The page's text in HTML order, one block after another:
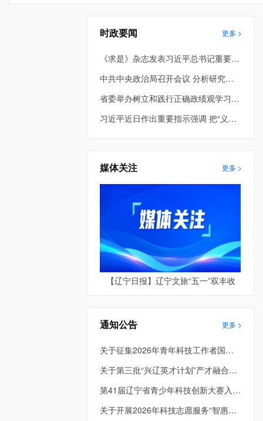
时政要闻 更多 >
《求是》杂志发表习近平总书记重要文章《在省部级主要领导干部学习贯彻党的二十届四中全会精神专题研讨班上的讲话》
中共中央政治局召开会议 分析研究当前经济形势和经济工作 中共中央总书记习近平主持会议
省委举办树立和践行正确政绩观学习教育第2期读书班暨省委理论学习中心组专题学习会 车俊到会指导 许昆林主持并讲话
习近平近日作出重要指示强调 把“义乌发展经验”进一步总结好运用好 探索走出符合各自实际的高质量发展之路
媒体关注 更多 >
【辽宁日报】辽宁文旅“五一”双丰收
通知公告 更多 >
关于征集2026年青年科技工作者国际和港澳台学术交流资助项目的通知
关于第三批“兴辽英才计划”产才融合平台项目评审结果的公示
第41届辽宁省青少年科技创新大赛入围终评项目公示
关于开展2026年科技志愿服务“智惠行动” 项目申报的通知